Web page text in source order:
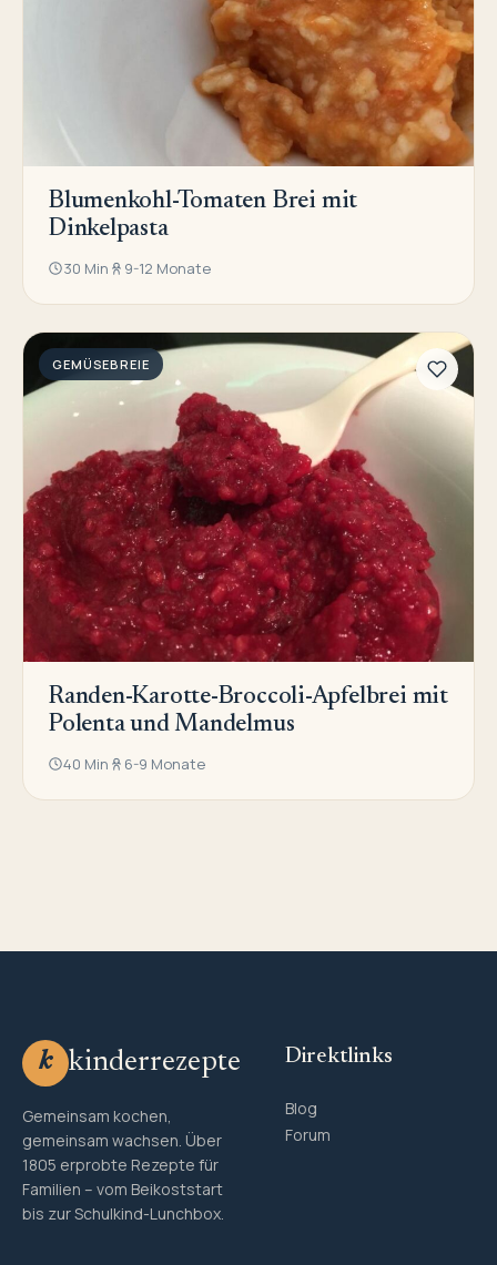
Blumenkohl-Tomaten Brei mit
Dinkelpasta
30 Min 9-12 Monate
GEMÜSEBREIE
Randen-Karotte-Broccoli-Apfelbrei mit
Polenta und Mandelmus
40 Min 6-9 Monate
k kinderrezepte
Gemeinsam kochen,
gemeinsam wachsen. Über
1805 erprobte Rezepte für
Familien – vom Beikoststart
bis zur Schulkind-Lunchbox.
Direktlinks
Blog
Forum